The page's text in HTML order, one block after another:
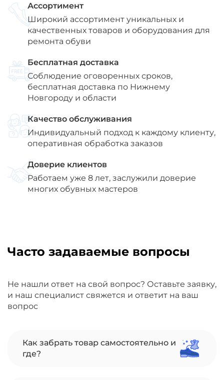
Ассортимент
Широкий ассортимент уникальных и
качественных товаров и оборудования для
ремонта обуви
Бесплатная доставка
Соблюдение оговоренных сроков,
бесплатная доставка по Нижнему
Новгороду и области
Качество обслуживания
Индивидуальный подход к каждому клиенту,
оперативная обработка заказов
Доверие клиентов
Работаем уже 8 лет, заслужили доверие
многих обувных мастеров
Часто задаваемые вопросы
Не нашли ответ на свой вопрос? Оставьте заявку,
и наш специалист свяжется и ответит на ваш
вопрос
Как забрать товар самостоятельно и
где?